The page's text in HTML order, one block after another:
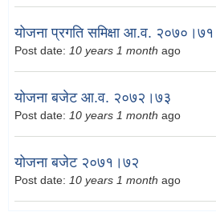
योजना प्रगति समिक्षा आ.व.
Post date: 10 years 1 month ago
योजना बजेट आ.व. २०७२।७३
Post date: 10 years 1 month ago
योजना बजेट २०७१।७२
Post date: 10 years 1 month ago